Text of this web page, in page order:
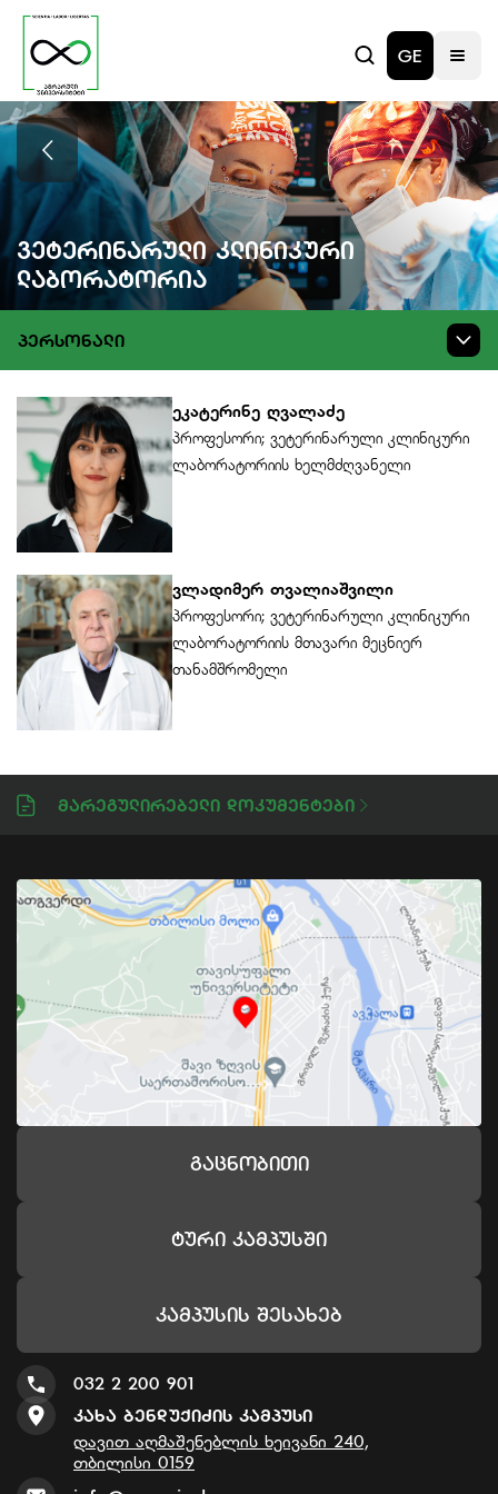
GE
Ვეტერინარული Კლინიკური
Ლაბორატორია
ᲞᲔᲠᲡᲝᲜᲐᲚᲘ
ეკატერინე ღვალაძე
პროფესორი; ვეტერინარული კლინიკური
ლაბორატორიის ხელმძღვანელი
ვლადიმერ თვალიაშვილი
პროფესორი; ვეტერინარული კლინიკური
ლაბორატორიის მთავარი მეცნიერ
თანამშრომელი
Მარეგულირებელი Დოკუმენტები
Გაცნობითი
Ტური Კამპუსში
Კამპუსის Შესახებ
032 2 200 901
Კახა Ბენდუქიძის Კამპუსი
დავით აღმაშენებლის ხეივანი 240,
თბილისი 0159